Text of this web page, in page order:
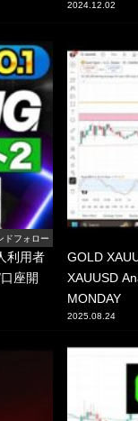
2024.12.02
ドフォロー
利用者
座開
GOLD
XAUUSD
MONDAY
2025.08.24